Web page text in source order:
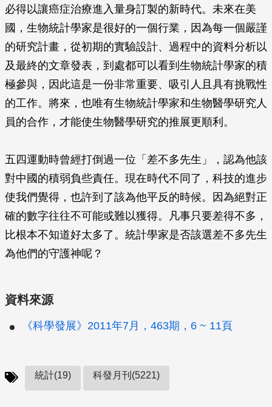
必得以讓癌症治療進入量身訂製的新時代。未來在美
國，生物統計學家是很好的一個行業，因為每一個嚴謹
的研究計畫，從初期的實驗設計、過程中的資料分析以
及最終的文章發表，到處都可以看到生物統計學家的積
極參與，因此這是一份非常重要、吸引人且具有挑戰性
的工作。將來，也唯有生物統計學家和生物醫學研究人
員的合作，才能使生物醫學研究的推展更順利。
五四運動時曾經打倒過一位「差不多先生」，認為他該
對中國的積弱負些責任。現在時代不同了，科技的進步
使我們覺得，也許到了該為他平反的時候。因為絕對正
確的數字往往不可能或難以獲得。凡事只要差得不多，
比根本不知道好太多了。統計學家是否該選差不多先生
為他們的守護神呢？
資料來源
《科學發展》2011年7月，463期，6 ~ 11頁
統計(19) 科發月刊(5221)